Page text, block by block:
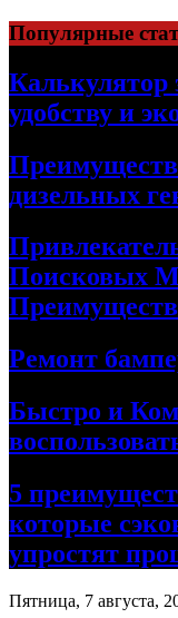
Skip
to
content
Популярные
Калькулятор
удобству и
дизельных
Поисковых
Ремонт
Быстро и
5
которые
упростят
Пятница, 7 августа,